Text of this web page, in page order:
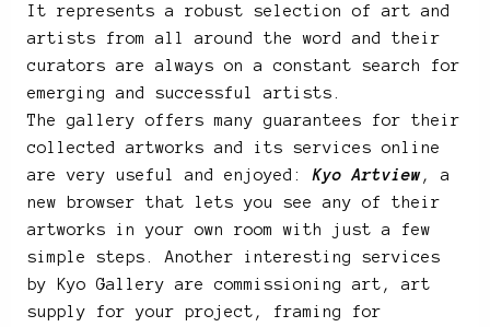
It represents a robust selection of art and
artists from all around the word and their
curators are always on a constant search for
emerging and successful artists.
The gallery offers many guarantees for their
collected artworks and its services online
are very useful and enjoyed:Kyo Artview, a
new browser that lets you see any of their
artworks in your own room with just a few
simple steps. Another interesting services
by Kyo Gallery are commissioning art, art
supply for your project, framing for